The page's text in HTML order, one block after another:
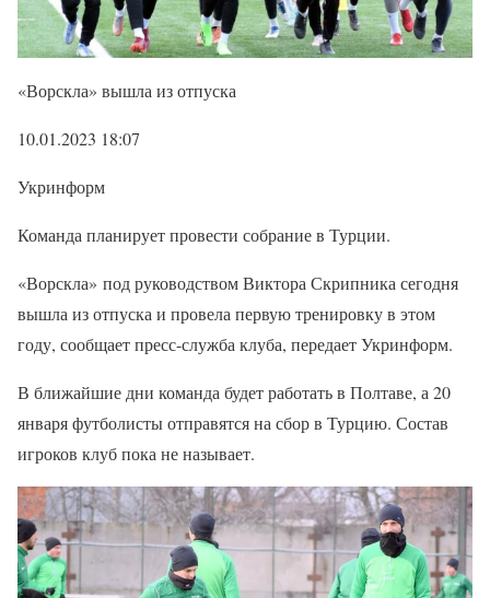
«Ворскла» вышла из отпуска
10.01.2023 18:07
Укринформ
Команда планирует провести собрание в Турции.
«Ворскла» под руководством Виктора Скрипника сегодня
вышла из отпуска и провела первую тренировку в этом
году, сообщает пресс-служба клуба, передает Укринформ.
В ближайшие дни команда будет работать в Полтаве, а 20
января футболисты отправятся на сбор в Турцию. Состав
игроков клуб пока не называет.